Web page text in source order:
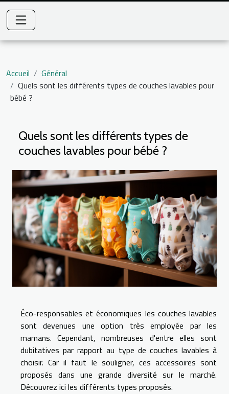
Accueil
Général
Quels sont les différents types de couches lavables pour
bébé ?
Quels sont les différents types de
couches lavables pour bébé ?
Éco-responsables et économiques les couches lavables
sont devenues une option très employée par les
mamans. Cependant, nombreuses d'entre elles sont
dubitatives par rapport au type de couches lavables à
choisir. Car il faut le souligner, ces accessoires sont
proposés dans une grande diversité sur le marché.
Découvrez ici les différents types proposés.